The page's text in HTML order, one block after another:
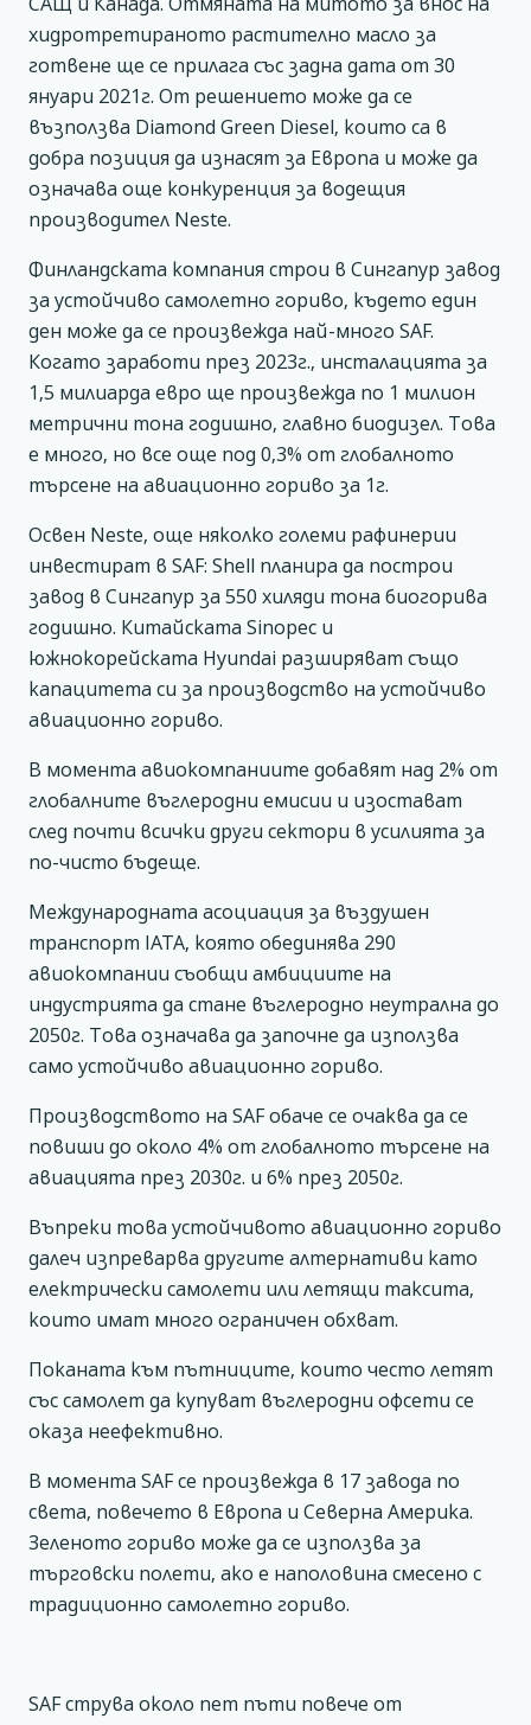
хидротретираното растително масло за
готвене ще се прилага със задна дата от 30
януари 2021г. От решението може да се
възползва Diamond Green Diesel, които са в
добра позиция да изнасят за Европа и може да
означава още конкуренция за водещия
производител Neste.
Финландската компания строи в Сингапур завод
за устойчиво самолетно гориво, където един
ден може да се произвежда най-много SAF.
Когато заработи през 2023г., инсталацията за
1,5 милиарда евро ще произвежда по 1 милион
метрични тона годишно, главно биодизел. Това
е много, но все още под 0,3% от глобалното
търсене на авиационно гориво за 1г.
Освен Neste, още няколко големи рафинерии
инвестират в SAF: Shell планира да построи
завод в Сингапур за 550 хиляди тона биогорива
годишно. Китайската Sinopec и
южнокорейската Hyundai разширяват също
капацитета си за производство на устойчиво
авиационно гориво.
В момента авиокомпаниите добавят над 2% от
глобалните въглеродни емисии и изостават
след почти всички други сектори в усилията за
по-чисто бъдеще.
Международната асоциация за въздушен
транспорт IATA, която обединява 290
авиокомпании съобщи амбициите на
индустрията да стане въглеродно неутрална до
2050г. Това означава да започне да използва
само устойчиво авиационно гориво.
Производството на SAF обаче се очаква да се
повиши до около 4% от глобалното търсене на
авиацията през 2030г. и 6% през 2050г.
Въпреки това устойчивото авиационно гориво
далеч изпреварва другите алтернативи като
електрически самолети или летящи таксита,
които имат много ограничен обхват.
Поканата към пътниците, които често летят
със самолет да купуват въглеродни офсети се
оказа неефективно.
В момента SAF се произвежда в 17 завода по
света, повечето в Европа и Северна Америка.
Зеленото гориво може да се използва за
търговски полети, ако е наполовина смесено с
традиционно самолетно гориво.
SAF струва около пет пъти повече от